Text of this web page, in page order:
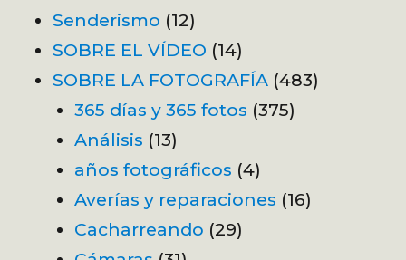
Senderismo (12)
SOBRE EL VÍDEO (14)
SOBRE LA FOTOGRAFÍA (483)
365 días y 365 fotos (375)
Análisis (13)
años fotográficos (4)
Averías y reparaciones (16)
Cacharreando (29)